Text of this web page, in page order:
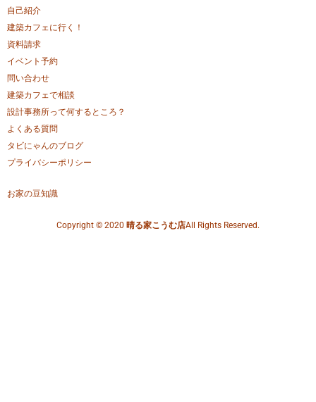
自己紹介
建築カフェに行く！
資料請求
イベント予約
問い合わせ
建築カフェで相談
設計事務所って何するところ？
よくある質問
タビにゃんのブログ
プライバシーポリシー
お家の豆知識
Copyright © 2020 晴る家こうむ店All Rights Reserved.